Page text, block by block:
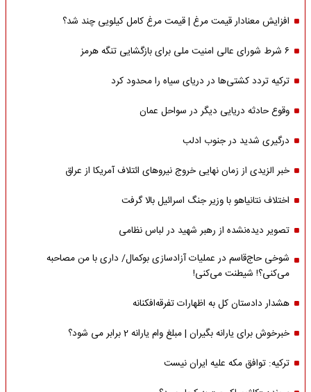
افزایش معنادار قیمت مرغ | قیمت مرغ کامل کیلویی چند شد؟
۶ شرط شورای عالی امنیت ملی برای بازگشایی تنگه هرمز
ترکیه تردد کشتی‌ها در دریای سیاه را محدود کرد
وقوع حادثه دریایی دیگر در سواحل عمان
درگیری شدید در جنوب ادلب
خبر الزیدی از زمان نهایی خروج نیروهای ائتلاف آمریکا از عراق
اختلاف نتانیاهو با وزیر جنگ اسرائیل بالا گرفت
تصویر دیده‌نشده از رهبر شهید در لباس نظامی
شوخی حاج‌قاسم در عملیات آزادسازی بوکمال/ داری با من مصاحبه‌
می‌کنی؟! شیطنت می‌کنی!
هشدار دادستان کل به اظهارات تفرقه‌افکنانه
خبرخوش برای یارانه بگیران | مبلغ وام یارانه 2 برابر می شود؟
ترکیه: توافق مکه علیه ایران نیست